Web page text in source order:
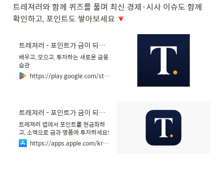
트레져러와 함께 퀴즈를 풀며 최신 경제·시사 이슈도 함께
확인하고, 포인트도 쌓아보세요
트레져러 - 포인트가 금이 되는 공간 - Google Play 앱
배우고, 모으고, 투자하는 새로운 금융
습관
https://play.google.com/store/apps/details?id=com.treasurer.app&hl=ko
‎트레져러 - 포인트가 금이 되는 공간
‎트레져러 앱에서 포인트를 현금화하
고, 소액으로 금과 명품에 투자하세요!
■ 포인트의 자산화, 트레져러 다양한
제휴처의 포인트와 트레져러의 자체
https://apps.apple.com/kr/app/%ED%8A%B8%EB%A0%88%EC%A0%B8%EB%9F%AC-%ED%8F%AC%EC%9D%B8%ED%8A%B8%EA%B0%80-%EA%B8%88%EC%9D%B4-%EB%90%98%EB%8A%94-%EA%B3%B5%EA%B0%84/id1610330304